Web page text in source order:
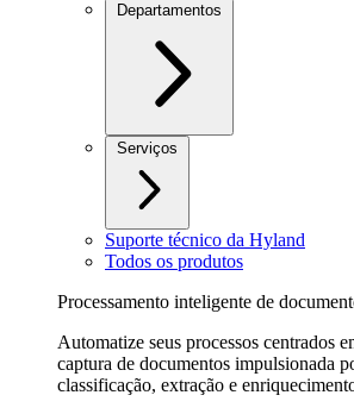
Departamentos
Serviços
Suporte técnico da Hyland
Todos os produtos
Processamento inteligente de
Automatize seus processos centrados
captura de documentos impulsionada
classificação, extração e